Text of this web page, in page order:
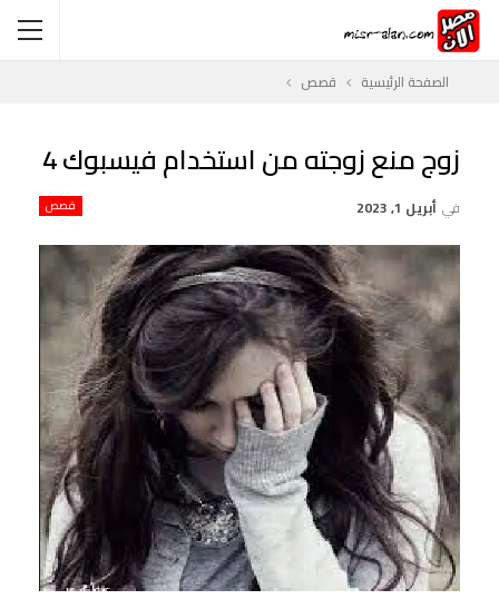
الصفحة الرئيسية قصص
زوج منع زوجته من استخدام فيسبوك 4
قصص في أبريل 1, 2023